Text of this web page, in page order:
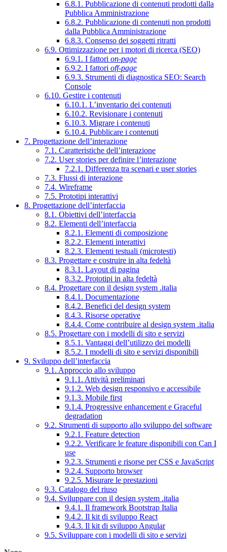
6.8.1. Pubblicazione di contenuti prodotti dalla
Pubblica Amministrazione
6.8.2. Pubblicazione di contenuti non prodotti
dalla Pubblica Amministrazione
6.8.3. Consenso dei soggetti ritratti
6.9. Ottimizzazione per i motori di ricerca (SEO)
6.9.1. I fattori on-page
6.9.2. I fattori off-page
6.9.3. Strumenti di diagnostica SEO: Search
Console
6.10. Gestire i contenuti
6.10.1. L’inventario dei contenuti
6.10.2. Revisionare i contenuti
6.10.3. Migrare i contenuti
6.10.4. Pubblicare i contenuti
7. Progettazione dell’interazione
7.1. Caratteristiche dell’interazione
7.2. User stories per definire l’interazione
7.2.1. Differenza tra scenari e user stories
7.3. Flussi di interazione
7.4. Wireframe
7.5. Prototipi interattivi
8. Progettazione dell’interfaccia
8.1. Obiettivi dell’interfaccia
8.2. Elementi dell’interfaccia
8.2.1. Elementi di composizione
8.2.2. Elementi interattivi
8.2.3. Elementi testuali (microtesti)
8.3. Progettare e costruire in alta fedeltà
8.3.1. Layout di pagina
8.3.2. Prototipi in alta fedeltà
8.4. Progettare con il design system .italia
8.4.1. Documentazione
8.4.2. Benefici del design system
8.4.3. Risorse operative
8.4.4. Come contribuire al design system .italia
8.5. Progettare con i modelli di sito e servizi
8.5.1. Vantaggi dell’utilizzo dei modelli
8.5.2. I modelli di sito e servizi disponibili
9. Sviluppo dell’interfaccia
9.1. Approccio allo sviluppo
9.1.1. Attività preliminari
9.1.2. Web design responsivo e accessibile
9.1.3. Mobile first
9.1.4. Progressive enhancement e Graceful
degradation
9.2. Strumenti di supporto allo sviluppo del software
9.2.1. Feature detection
9.2.2. Verificare le feature disponibili con Can I
use
9.2.3. Strumenti e risorse per CSS e JavaScript
9.2.4. Supporto browser
9.2.5. Misurare le prestazioni
9.3. Catalogo del riuso
9.4. Sviluppare con il design system .italia
9.4.1. Il framework Bootstrap Italia
9.4.2. Il kit di sviluppo React
9.4.3. Il kit di sviluppo Angular
9.5. Sviluppare con i modelli di sito e servizi